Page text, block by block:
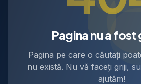
Pagina nu a fost
Pagina pe care o căutați
nu există. Nu vă faceți griji,
ajutăm!